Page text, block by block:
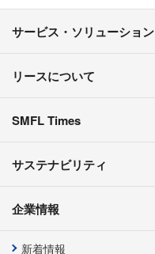
サービス・ソリューション
リースについて
SMFL Times
サステナビリティ
企業情報
新着情報